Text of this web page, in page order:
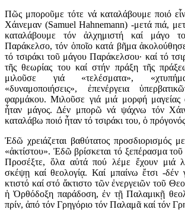
Πῶς μποροῦμε τότε νά καταλάβουμε ποιό
Χάινεμαν (Samuel Hahnemann) -μετά πιά,
καταλάβουμε τόν ἀλχημιστή καί μάγο
Παράκελσο, τόν ὁποῖο κατά βῆμα
τό τσιράκι τοῦ μάγου Παράκελσου· καί τό
τῆς θεωρίας του καί στήν πράξη τῆς
μιλοῦσε γιά «τελέσματα»,
«δυναμοποιήσεις», ἐπενέργεια
φαρμάκου. Μιλοῦσε γιά μιά μορφή μαγείας
ἦταν μάγος. Δέν μπορῶ νά ψάχνω τόν
καταλάβω ποιό ἦταν τό τσιράκι του, ὁ
Ἐδῶ χρειάζεται βαθύτατος προσδιορισμός
«ἀκτίστου». Ἐδῶ βρίσκεται τό ξεπέρασμα
Προσέξτε, ὅλα αὐτά πού λέμε ἔχουν μιά
σκέψῃ καί θεολογίᾳ. Καί μπαίνω ἔτσι -δέν
κτιστό καί στό ἄκτιστο τῶν ἐνεργειῶν τοῦ
ἡ Ὀρθόδοξη παράδοση, ἐν τῇ Παλαμικῇ
πρίν, ἀπό τόν Γρηγόριο τόν Παλαμᾶ καί τόν